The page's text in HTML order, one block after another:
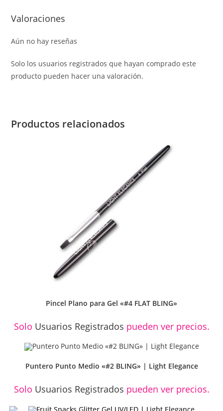
Valoraciones
Aún no hay reseñas
Solo los usuarios registrados que hayan comprado este
producto pueden hacer una valoración.
Productos relacionados
Pincel Plano para Gel «#4 FLAT BLING»
Solo Usuarios Registrados pueden ver precios.
Puntero Punto Medio «#2 BLING» | Light Elegance
Solo Usuarios Registrados pueden ver precios.